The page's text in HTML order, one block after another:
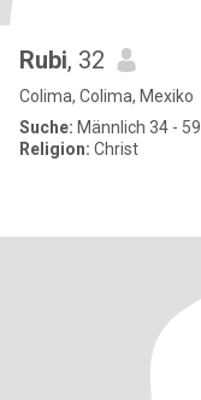
Rubi, 32
Colima, Colima, Mexiko
Suche: Männlich 34 - 59
Religion: Christ